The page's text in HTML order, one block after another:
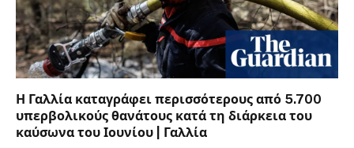
Η Γαλλία καταγράφει περισσότερους από 5.700
υπερβολικούς θανάτους κατά τη διάρκεια του
καύσωνα του Ιουνίου | Γαλλία